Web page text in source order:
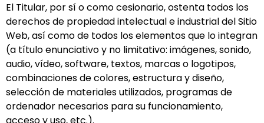
El Titular, por sí o como cesionario, ostenta todos los
derechos de propiedad intelectual e industrial del Sitio
Web, así como de todos los elementos que lo integran
(a título enunciativo y no limitativo: imágenes, sonido,
audio, vídeo, software, textos, marcas o logotipos,
combinaciones de colores, estructura y diseño,
selección de materiales utilizados, programas de
ordenador necesarios para su funcionamiento,